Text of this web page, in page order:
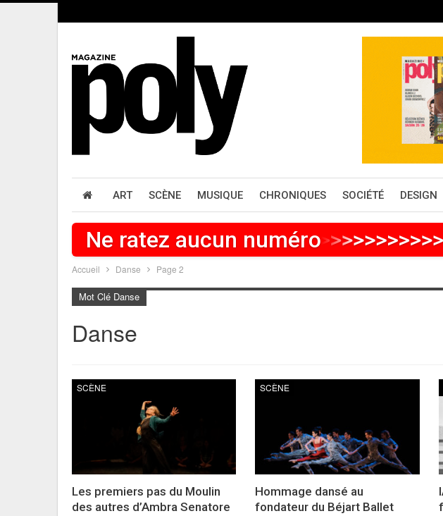
ART SCÈNE MUSIQUE CHRONIQUES SOCIÉTÉ DESIGN
Ne ratez aucun numéro>>>>>>>>>>
Accueil Danse Page 2
Mot Clé Danse
Danse
SCÈNE
Les premiers pas du Moulin
des autres d’Ambra Senatore
SCÈNE
Hommage dansé au
fondateur du Béjart Ballet